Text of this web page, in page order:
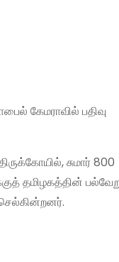
கேமராவில் பதிவு
சுமார் 800
தமிழகத்தின்